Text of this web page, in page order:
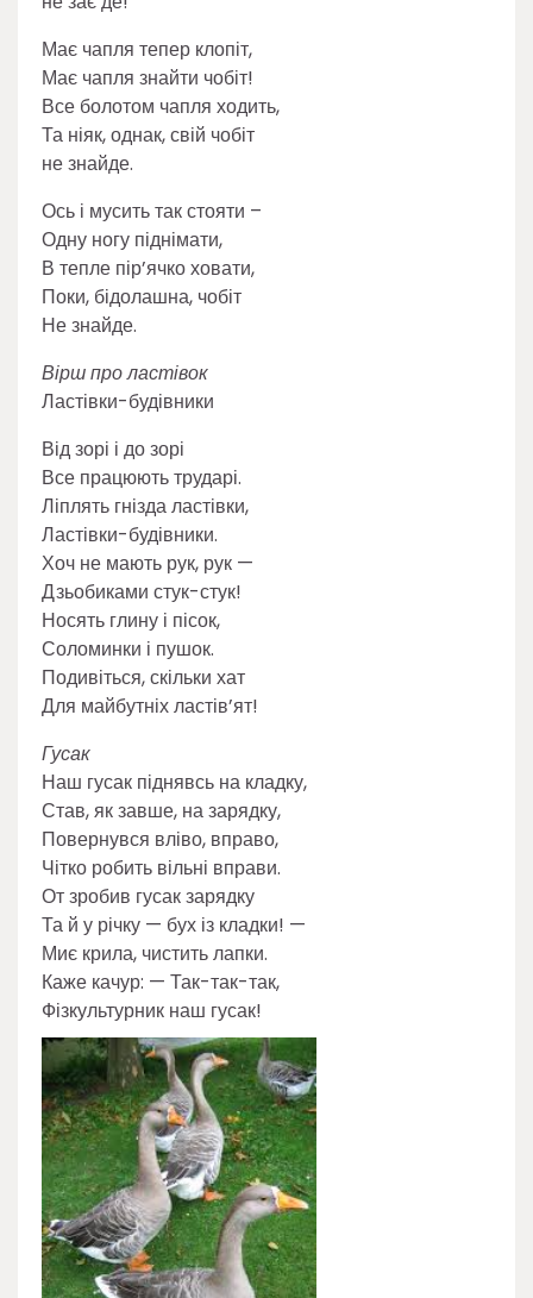
Має чапля тепер клопіт,
Має чапля знайти чобіт!
Все болотом чапля ходить,
Та ніяк, однак, свій чобіт
не знайде.
Ось і мусить так стояти –
Одну ногу піднімати,
В тепле пір’ячко ховати,
Поки, бідолашна, чобіт
Не знайде.
Вірш про ластівок
Ластівки-будівники
Від зорі і до зорі
Все працюють трударі.
Ліплять гнізда ластівки,
Ластівки-будівники.
Хоч не мають рук, рук —
Дзьобиками стук-стук!
Носять глину і пісок,
Соломинки і пушок.
Подивіться, скільки хат
Для майбутніх ластів’ят!
Гусак
Наш гусак піднявсь на кладку,
Став, як завше, на зарядку,
Повернувся вліво, вправо,
Чітко робить вільні вправи.
От зробив гусак зарядку
Та й у річку — бух із кладки! —
Миє крила, чистить лапки.
Каже качур: — Так-так-так,
Фізкультурник наш гусак!